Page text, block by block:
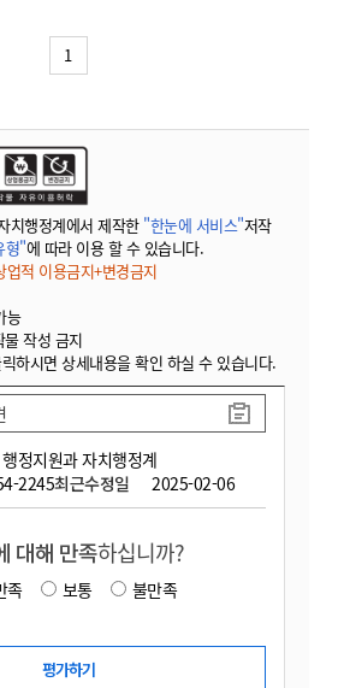
1
치행정계에서 제작한 "한눈에 서비스"저작
형"에 따라 이용 할 수 있습니다.
적 이용금지+변경금지
능
작성 금지
하시면 상세내용을 확인 하실 수 있습니다.
행정지원과 자치행정계
2245최근수정일 2025-02-06
대해 만족하십니까?
족 보통
불만족